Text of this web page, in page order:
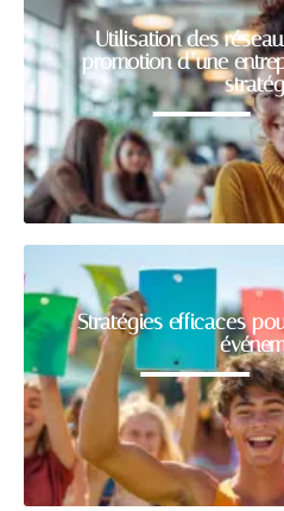
Utilisation des
promotion d’une
Stratégies efficaces